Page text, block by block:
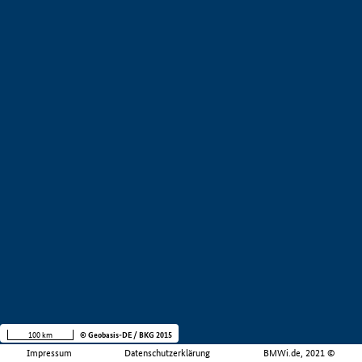
Impressum Datenschutzerklärung BMWi.de, 2021 ©
100 km © Geobasis-DE / BKG 2015